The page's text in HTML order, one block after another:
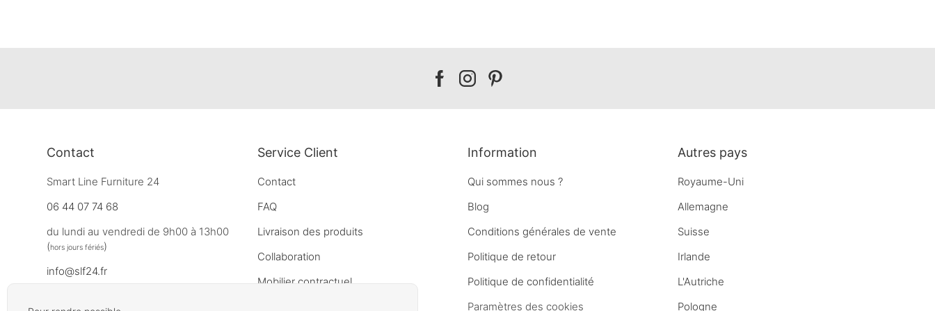
Our
Our
Our
Contact
Smart Line Furniture 24
06 44 07 74 68
du lundi au vendredi de 9h00 à 13h00
(hors jours fériés)
info@slf24.fr
Service Client
Contact
FAQ
Livraison des produits
Collaboration
Mobilier contractuel
Information
Qui sommes nous ?
Blog
Conditions générales de vente
Politique de retour
Politique de confidentialité
Paramètres des cookies
Autres pays
Royaume-Uni
Allemagne
Suisse
Irlande
L'Autriche
Pologne